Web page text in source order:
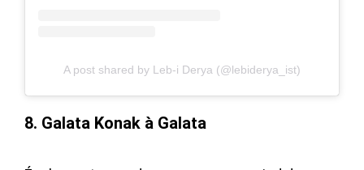
A post shared by Leb-i Derya (@lebiderya_ist)
8. Galata Konak à Galata